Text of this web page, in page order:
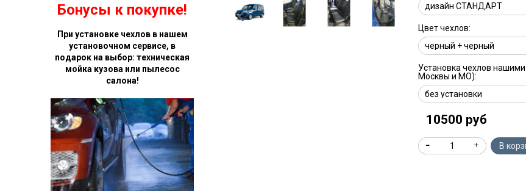
Цвет чехлов:
Установка чехлов
Москвы и МО):
10500 руб
В
Бонусы к покупке!
При установке чехлов в нашем
установочном сервисе, в
подарок на выбор: техническая
мойка кузова или пылесос
салона!